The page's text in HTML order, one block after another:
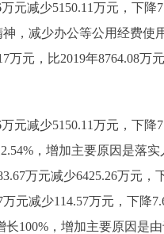
减少5150.11万元，下降
，减少办公等公用经费
万元，比2019年8764.08
减少5150.11万元，下降
，增加主要原因是落
万元减少6425.26万元
元减少114.57万元，下
100%，增加主要原因是